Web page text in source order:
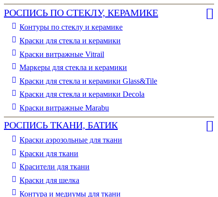
РОСПИСЬ ПО СТЕКЛУ, КЕРАМИКЕ
Контуры по стеклу и керамике
Краски для стекла и керамики
Краски витражные Vitrail
Маркеры для стекла и керамики
Краски для стекла и керамики Glass&Tile
Краски для стекла и керамики Decola
Краски витражные Marabu
РОСПИСЬ ТКАНИ, БАТИК
Краски аэрозольные для ткани
Краски для ткани
Красители для ткани
Краски для шелка
Контура и медиумы для ткани